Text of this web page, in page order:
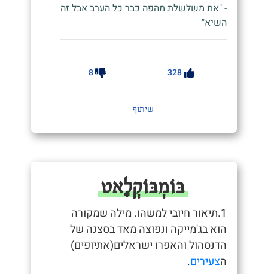
- "את משלשלת מהפה כבר כל הערב אבל זה
השיא"
328
8
שיתוף
בּוֹמְבּוֹקְלָאט
1.תיאור חיובי למשהו. מילה שמקורה
הוא בג'מייקה ונפוצה מאד בסצנה של
הדנסהול והאפרו ישראלים(אתיופים)
הצעירים.